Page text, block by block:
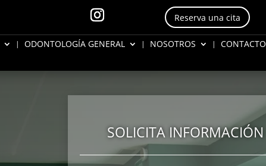
Reserva una cita
ODONTOLOGÍA GENERAL NOSOTROS CONTACTO
SOLICITA INFORMACIÓN